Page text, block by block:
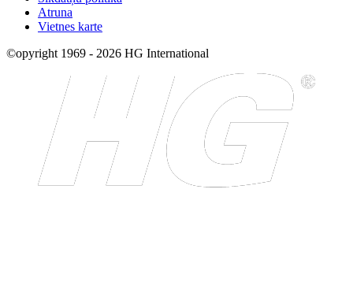
Atruna
Vietnes karte
©opyright 1969 - 2026 HG International